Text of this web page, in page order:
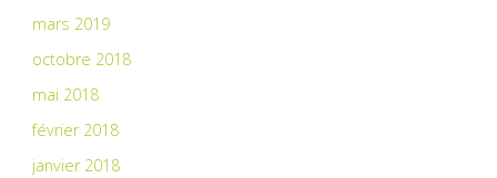
mars 2019
octobre 2018
mai 2018
février 2018
janvier 2018